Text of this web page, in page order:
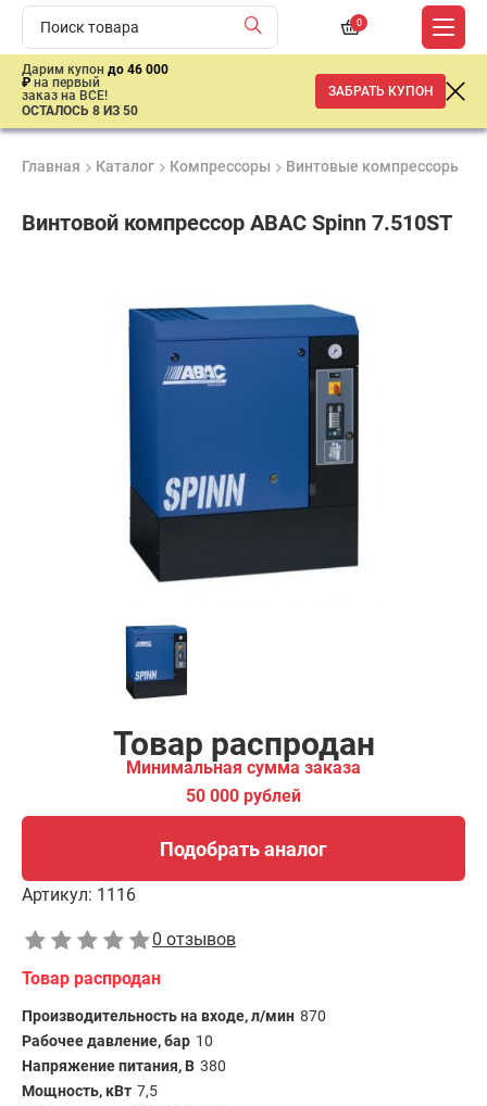
0
Дарим купон до 46 000
₽ на первый
заказ на ВСЕ!
ОСТАЛОСЬ 8 ИЗ 50
ЗАБРАТЬ КУПОН
Главная Каталог Компрессоры Винтовые компрессоры
Винтовой компрессор ABAC Spinn 7.510ST
сертифицирована
1 год
Товар распродан
Минимальная сумма заказа
50 000 рублей
Подобрать аналог
Артикул: 1116
0 отзывов
Товар распродан
Производительность на входе, л/мин 870
Рабочее давление, бар 10
Напряжение питания, В 380
Мощность, кВт 7,5
Подобрать аналог